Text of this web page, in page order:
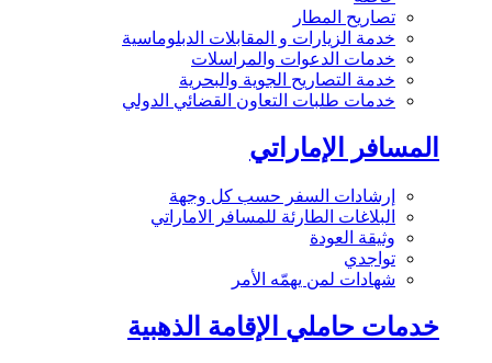
تصاريح المطار
خدمة الزيارات و المقابلات الدبلوماسية
خدمات الدعوات والمراسلات
خدمة التصاريح الجوية والبحرية
خدمات طلبات التعاون القضائي الدولي
المسافر الإماراتي
إرشادات السفر حسب كل وجهة
البلاغات الطارئة للمسافر الاماراتي
وثيقة العودة
تواجدي
شهادات لمن يهمّه الأمر
خدمات حاملي الإقامة الذهبية